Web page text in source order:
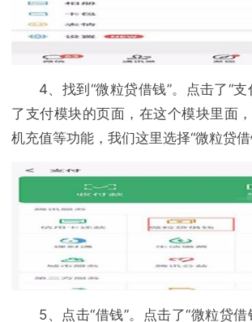
4、找到“微粒贷借钱”。点击了“支
了支付模块的页面，在这个模块里面
机充值等功能，我们这里选择“微粒贷借
5、点击“借钱”。点击了“微粒贷借